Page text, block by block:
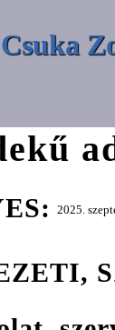
Csuka
2025.